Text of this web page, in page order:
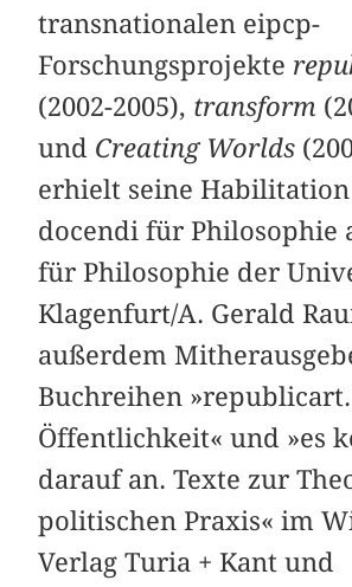
transnationalen eipcp-
Forschungsprojekte
(2002-2005), transform
und Creating Worlds
erhielt seine
docendi für Philosophie
für Philosophie der
Klagenfurt/A. Gerald
außerdem
Buchreihen »
Öffentlichkeit« und »es
darauf an. Texte zur
politischen Praxis« im
Verlag Turia + Kant und